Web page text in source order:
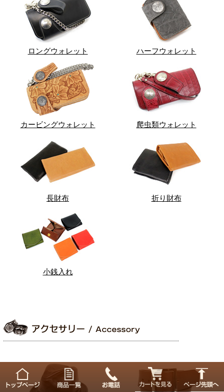
ロングウォレット ハーフウォレット
カービングウォレット 爬虫類ウォレット
長財布 折り財布
小銭入れ